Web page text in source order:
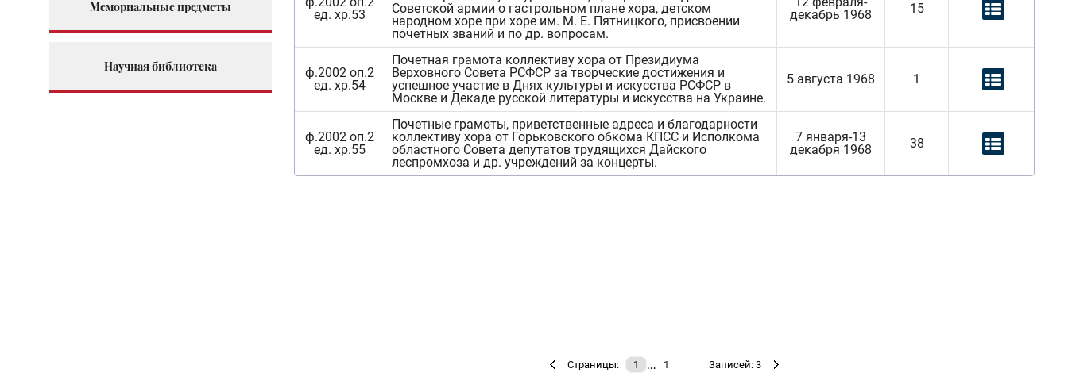
Мемориальные предметы
Научная библиотека
ед. хр.53
Советской армии о гастрольном плане хора, детском
народном хоре при хоре им. М. Е. Пятницкого, присвоении
почетных званий и по др. вопросам.
декабрь 1968
15
ф.2002 оп.2
ед. хр.54
Почетная грамота коллективу хора от Президиума
Верховного Совета РСФСР за творческие достижения и
успешное участие в Днях культуры и искусства РСФСР в
Москве и Декаде русской литературы и искусства на Украине.
5 августа 1968 1
ф.2002 оп.2
ед. хр.55
Почетные грамоты, приветственные адреса и благодарности
коллективу хора от Горьковского обкома КПСС и Исполкома
областного Совета депутатов трудящихся Дайского
леспромхоза и др. учреждений за концерты.
7 января-13
декабря 1968
38
Страницы: 1 … 1 Записей: 3